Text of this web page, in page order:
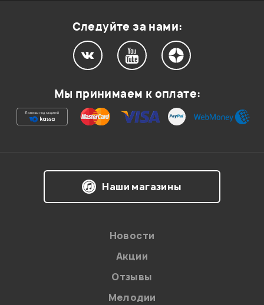
Ваша оценка:
Следуйте за нами:
Мы принимаем к оплате:
Наши магазины
Новости
Акции
Отзывы
Мелодии